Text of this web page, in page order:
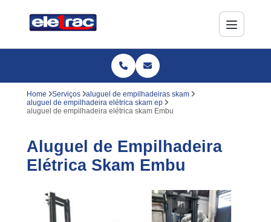
Home Serviços
aluguel de empilhadeiras skam
aluguel de empilhadeira elétrica skam ep
aluguel de empilhadeira elétrica skam Embu
Aluguel de Empilhadeira
Elétrica Skam Embu